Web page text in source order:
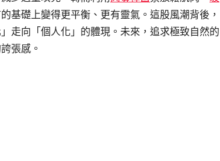
基礎上變得更平衡、更有靈氣。這股風潮背後，
走向「個人化」的體現。未來，追求極致自然的
張感。